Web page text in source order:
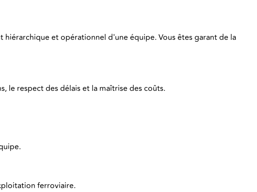
hiérarchique et opérationnel d'une équipe. Vous êtes garant de la
le respect des délais et la maîtrise des coûts.
ferroviaire.